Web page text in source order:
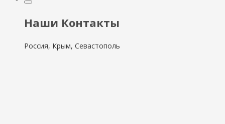
Наши Контакты
Россия, Крым, Севастополь